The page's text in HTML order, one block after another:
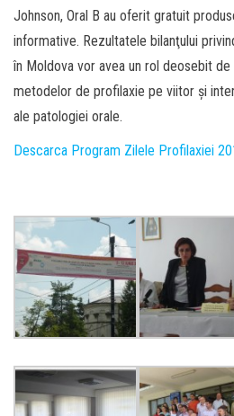
Johnson, Oral B au oferit gratuit
informative. Rezultatele bilanţului
în Moldova vor avea un rol deosebit
metodelor de profilaxie pe viitor şi
ale patologiei orale.
Descarca Program Zilele Profilaxiei